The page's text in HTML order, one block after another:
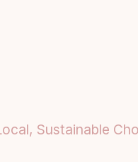
Sustainable